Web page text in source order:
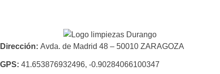
Dirección Avda. de Madrid 48 – 50010 ZARAGOZA
GPS 41.653876932496, -0.90284066100347